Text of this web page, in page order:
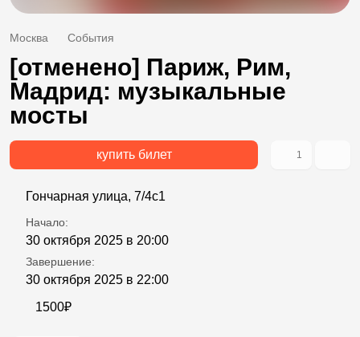
Москва События
[отменено] Париж, Рим,
Мадрид: музыкальные
мосты
купить билет 1
Гончарная улица, 7/4с1
Начало:
30 октября 2025 в 20:00
Завершение:
30 октября 2025 в 22:00
1500₽